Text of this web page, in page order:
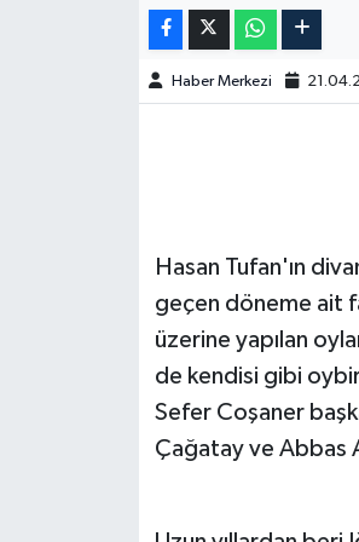
Haber Merkezi
Hasan Tufan'ın
geçen döneme ait
üzerine yapılan
de kendisi gibi
Sefer Coşaner
Çağatay ve Abbas